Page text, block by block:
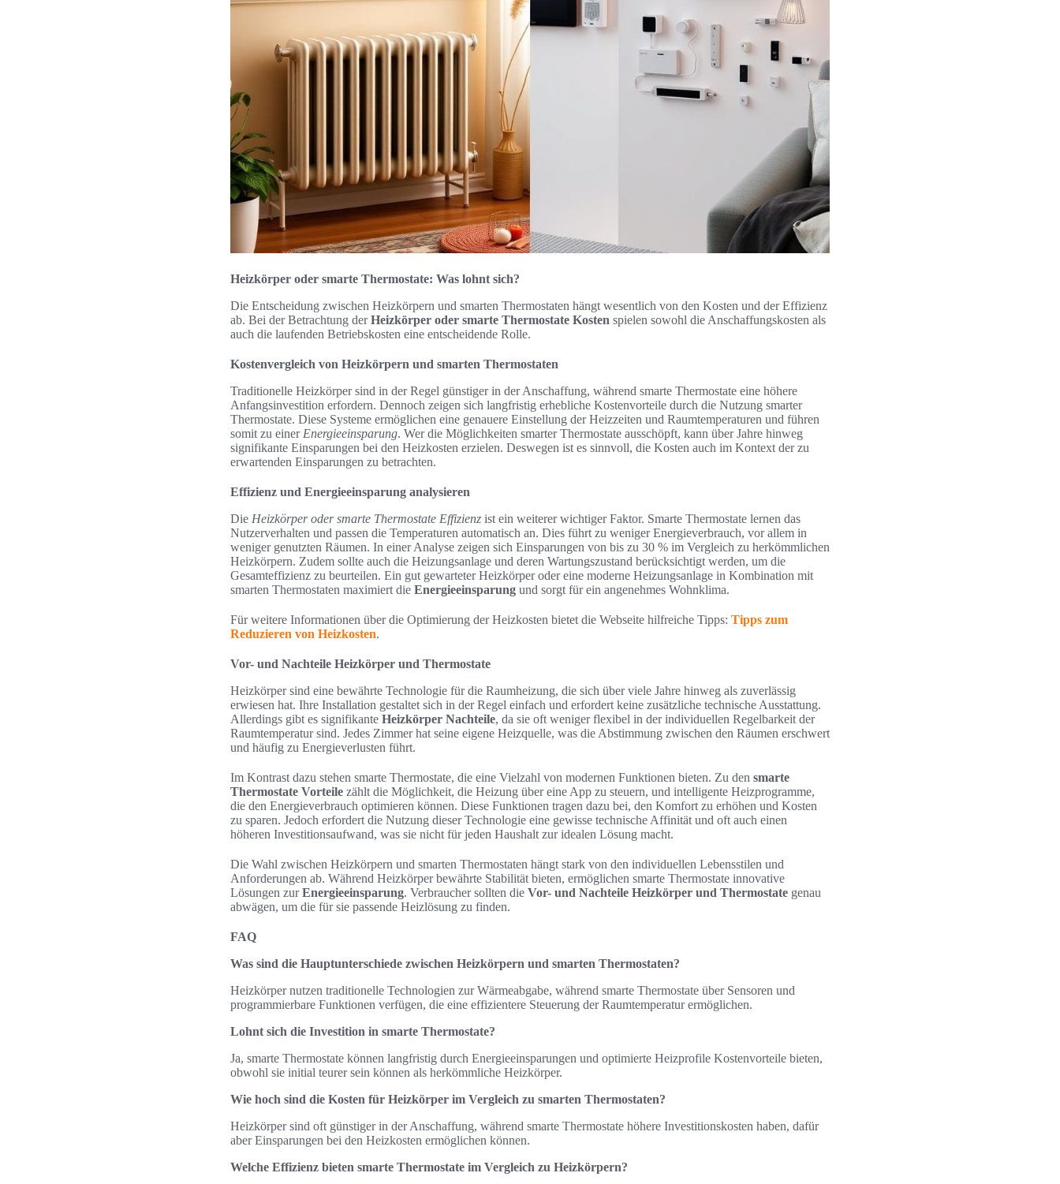
Heizkörper oder smarte Thermostate: Was lohnt sich?
Die Entscheidung zwischen Heizkörpern und smarten Thermostaten hängt wesentlich von den Kosten und der Effizienz
ab. Bei der Betrachtung derHeizkörper oder smarte Thermostate Kosten spielen sowohl die Anschaffungskosten als
auch die laufenden Betriebskosten eine entscheidende Rolle.
Kostenvergleich von Heizkörpern und smarten Thermostaten
Traditionelle Heizkörper sind in der Regel günstiger in der Anschaffung, während smarte Thermostate eine höhere
Anfangsinvestition erfordern. Dennoch zeigen sich langfristig erhebliche Kostenvorteile durch die Nutzung smarter
Thermostate. Diese Systeme ermöglichen eine genauere Einstellung der Heizzeiten und Raumtemperaturen und führen
somit zu einer Energieeinsparung. Wer die Möglichkeiten smarter Thermostate ausschöpft, kann über Jahre hinweg
signifikante Einsparungen bei den Heizkosten erzielen. Deswegen ist es sinnvoll, die Kosten auch im Kontext der zu
erwartenden Einsparungen zu betrachten.
Effizienz und Energieeinsparung analysieren
Die Heizkörper oder smarte Thermostate Effizienz ist ein weiterer wichtiger Faktor. Smarte Thermostate lernen das
Nutzerverhalten und passen die Temperaturen automatisch an. Dies führt zu weniger Energieverbrauch, vor allem in
weniger genutzten Räumen. In einer Analyse zeigen sich Einsparungen von bis zu 30 % im Vergleich zu herkömmlichen
Heizkörpern. Zudem sollte auch die Heizungsanlage und deren Wartungszustand berücksichtigt werden, um die
Gesamteffizienz zu beurteilen. Ein gut gewarteter Heizkörper oder eine moderne Heizungsanlage in Kombination mit
smarten Thermostaten maximiert die Energieeinsparung und sorgt für ein angenehmes Wohnklima.
Für weitere Informationen über die Optimierung der Heizkosten bietet die Webseite hilfreiche Tipps: Tipps zum
Reduzieren von Heizkosten.
Vor- und Nachteile Heizkörper und Thermostate
Heizkörper sind eine bewährte Technologie für die Raumheizung, die sich über viele Jahre hinweg als zuverlässig
erwiesen hat. Ihre Installation gestaltet sich in der Regel einfach und erfordert keine zusätzliche technische Ausstattung.
Allerdings gibt es signifikante Heizkörper Nachteile, da sie oft weniger flexibel in der individuellen Regelbarkeit der
Raumtemperatur sind. Jedes Zimmer hat seine eigene Heizquelle, was die Abstimmung zwischen den Räumen erschwert
und häufig zu Energieverlusten führt.
Im Kontrast dazu stehen smarte Thermostate, die eine Vielzahl von modernen Funktionen bieten. Zu den smarte
Thermostate Vorteile zählt die Möglichkeit, die Heizung über eine App zu steuern, und intelligente Heizprogramme,
die den Energieverbrauch optimieren können. Diese Funktionen tragen dazu bei, den Komfort zu erhöhen und Kosten
zu sparen. Jedoch erfordert die Nutzung dieser Technologie eine gewisse technische Affinität und oft auch einen
höheren Investitionsaufwand, was sie nicht für jeden Haushalt zur idealen Lösung macht.
Die Wahl zwischen Heizkörpern und smarten Thermostaten hängt stark von den individuellen Lebensstilen und
Anforderungen ab. Während Heizkörper bewährte Stabilität bieten, ermöglichen smarte Thermostate innovative
Lösungen zurEnergieeinsparung. Verbraucher sollten die Vor- und Nachteile Heizkörper und Thermostate genau
abwägen, um die für sie passende Heizlösung zu finden.
FAQ
Was sind die Hauptunterschiede zwischen Heizkörpern und smarten Thermostaten?
Heizkörper nutzen traditionelle Technologien zur Wärmeabgabe, während smarte Thermostate über Sensoren und
programmierbare Funktionen verfügen, die eine effizientere Steuerung der Raumtemperatur ermöglichen.
Lohnt sich die Investition in smarte Thermostate?
Ja, smarte Thermostate können langfristig durch Energieeinsparungen und optimierte Heizprofile Kostenvorteile bieten,
obwohl sie initial teurer sein können als herkömmliche Heizkörper.
Wie hoch sind die Kosten für Heizkörper im Vergleich zu smarten Thermostaten?
Heizkörper sind oft günstiger in der Anschaffung, während smarte Thermostate höhere Investitionskosten haben, dafür
aber Einsparungen bei den Heizkosten ermöglichen können.
Welche Effizienz bieten smarte Thermostate im Vergleich zu Heizkörpern?